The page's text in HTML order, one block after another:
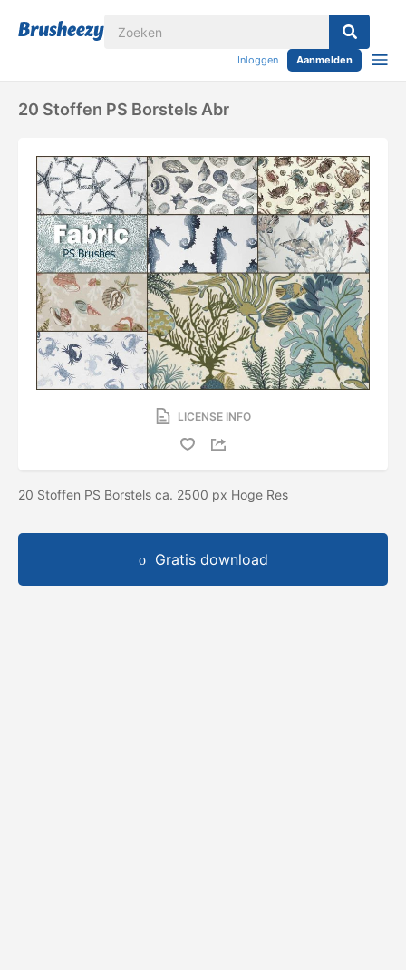
Inloggen Aanmelden
20 Stoffen PS Borstels Abr
LICENSE INFO
20 Stoffen PS Borstels ca. 2500 px Hoge Res
Gratis download